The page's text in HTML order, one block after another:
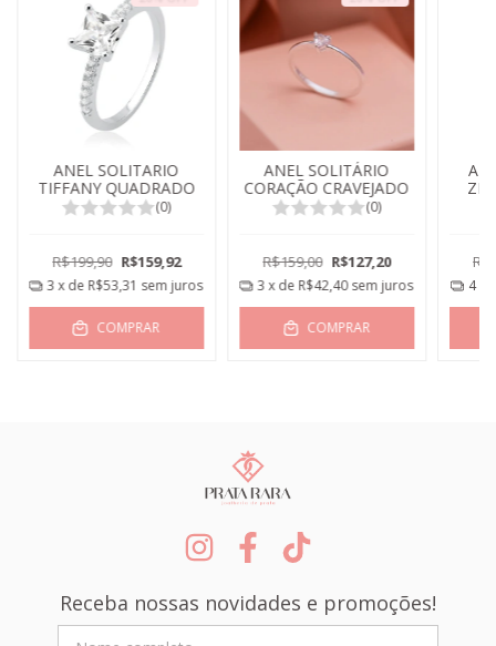
ANEL SOLITARIO
TIFFANY QUADRADO
(0)
R$199,90 R$159,92
3 x de R$53,31 sem juros
COMPRAR
ANEL SOLITÁRIO
CORAÇÃO CRAVEJADO
(0)
R$159,00 R$127,20
3 x de R$42,40sem juros
COMPRAR
4
Receba nossas novidades e promoções!